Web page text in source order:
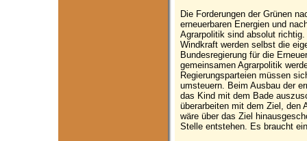
Die Forderungen der Grünen
erneuerbaren Energien und
Agrarpolitik sind absolut
Windkraft werden selbst die
Bundesregierung für die
gemeinsamen Agrarpolitik
Regierungsparteien müssen
umsteuern. Beim Ausbau der
das Kind mit dem Bade
überarbeiten mit dem Ziel, den
wäre über das Ziel
Stelle entstehen. Es braucht